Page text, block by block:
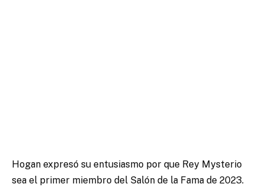
Hogan expresó su entusiasmo por que Rey Mysterio
sea el primer miembro del Salón de la Fama de 2023.